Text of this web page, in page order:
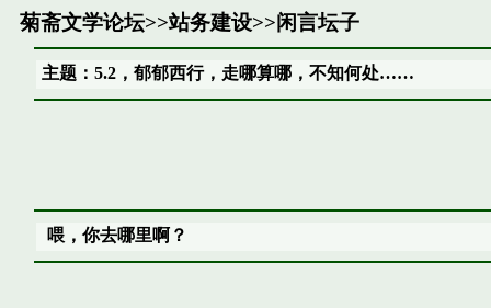
菊斋文学论坛>>站务建设>>闲言坛子
主题：5.2，郁郁西行，走哪算哪，不知何处……
喂，你去哪里啊？